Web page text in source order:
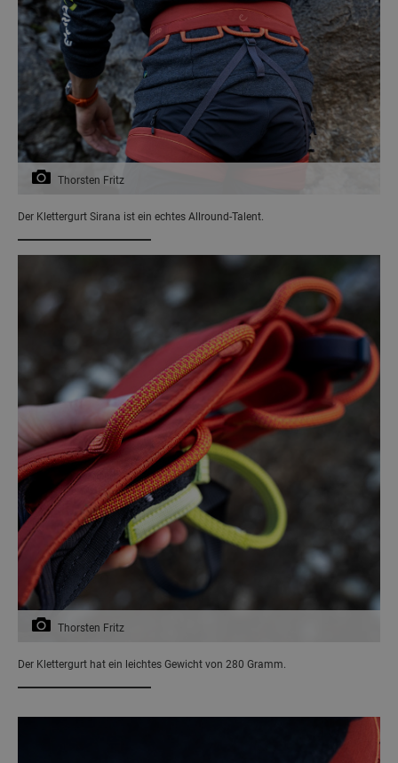
Thorsten Fritz
Der Klettergurt Sirana ist ein echtes Allround-Talent.
Thorsten Fritz
Der Klettergurt hat ein leichtes Gewicht von 280 Gramm.